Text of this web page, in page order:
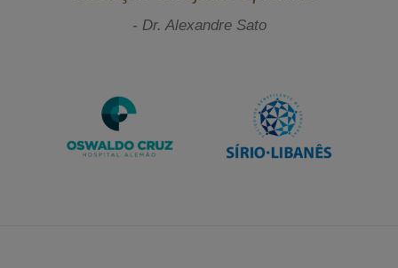
- Dr. Alexandre Sato